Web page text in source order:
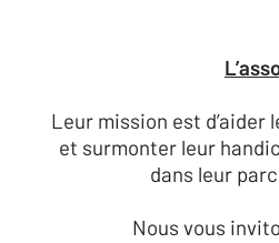
Leur mission est d’aider
et surmonter leur
dans leur
Nous vous